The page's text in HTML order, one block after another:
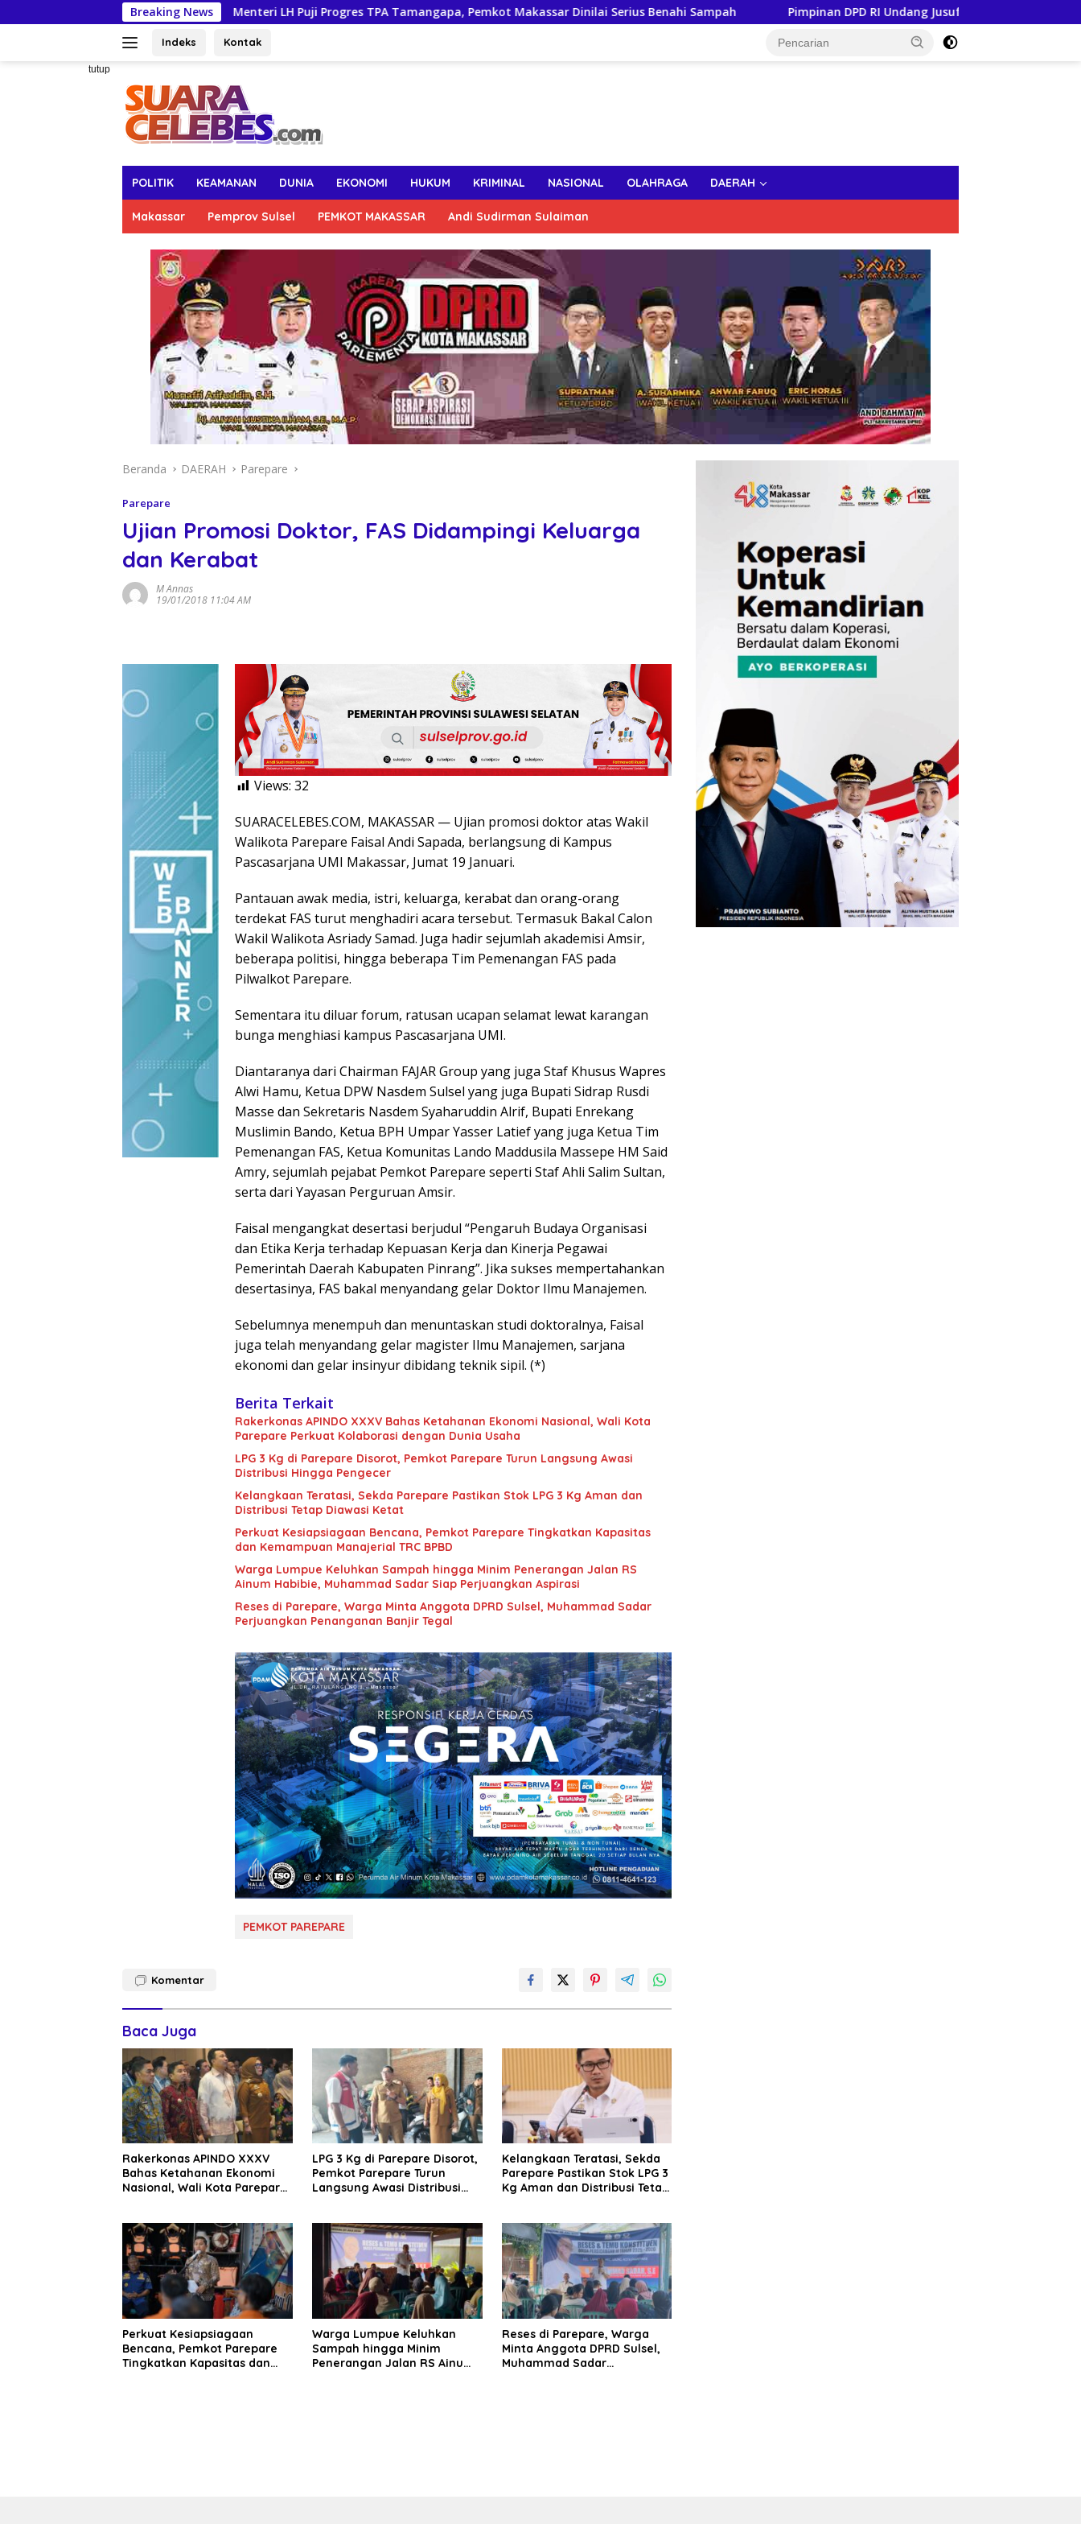
ke
Breaking News
Menteri LH Puji Progres TPA Tamangapa, Pemkot Makassar Dinilai Serius Benahi Sampah Pimpinan DPD RI Undang Jusuf Kalla Hadiri Sidang Tahunan MPR,
Indeks Kontak
tutup
POLITIK KEAMANAN DUNIA EKONOMI HUKUM KRIMINAL NASIONAL OLAHRAGA DAERAH
Makassar Pemprov Sulsel PEMKOT MAKASSAR Andi Sudirman Sulaiman
Beranda DAERAH Parepare
Parepare
Ujian Promosi Doktor, FAS Didampingi Keluarga
dan Kerabat
M Annas
19/01/2018 11:04 AM
Views: 32
SUARACELEBES.COM, MAKASSAR — Ujian promosi doktor atas Wakil
Walikota Parepare Faisal Andi Sapada, berlangsung di Kampus
Pascasarjana UMI Makassar, Jumat 19 Januari.
Pantauan awak media, istri, keluarga, kerabat dan orang-orang
terdekat FAS turut menghadiri acara tersebut. Termasuk Bakal Calon
Wakil Walikota Asriady Samad. Juga hadir sejumlah akademisi Amsir,
beberapa politisi, hingga beberapa Tim Pemenangan FAS pada
Pilwalkot Parepare.
Sementara itu diluar forum, ratusan ucapan selamat lewat karangan
bunga menghiasi kampus Pascasarjana UMI.
Diantaranya dari Chairman FAJAR Group yang juga Staf Khusus Wapres
Alwi Hamu, Ketua DPW Nasdem Sulsel yang juga Bupati Sidrap Rusdi
Masse dan Sekretaris Nasdem Syaharuddin Alrif, Bupati Enrekang
Muslimin Bando, Ketua BPH Umpar Yasser Latief yang juga Ketua Tim
Pemenangan FAS, Ketua Komunitas Lando Maddusila Massepe HM Said
Amry, sejumlah pejabat Pemkot Parepare seperti Staf Ahli Salim Sultan,
serta dari Yayasan Perguruan Amsir.
Faisal mengangkat desertasi berjudul “Pengaruh Budaya Organisasi
dan Etika Kerja terhadap Kepuasan Kerja dan Kinerja Pegawai
Pemerintah Daerah Kabupaten Pinrang”. Jika sukses mempertahankan
desertasinya, FAS bakal menyandang gelar Doktor Ilmu Manajemen.
Sebelumnya menempuh dan menuntaskan studi doktoralnya, Faisal
juga telah menyandang gelar magister Ilmu Manajemen, sarjana
ekonomi dan gelar insinyur dibidang teknik sipil. (*)
Berita Terkait
Rakerkonas APINDO XXXV Bahas Ketahanan Ekonomi Nasional, Wali Kota
Parepare Perkuat Kolaborasi dengan Dunia Usaha
LPG 3 Kg di Parepare Disorot, Pemkot Parepare Turun Langsung Awasi
Distribusi Hingga Pengecer
Kelangkaan Teratasi, Sekda Parepare Pastikan Stok LPG 3 Kg Aman dan
Distribusi Tetap Diawasi Ketat
Perkuat Kesiapsiagaan Bencana, Pemkot Parepare Tingkatkan Kapasitas
dan Kemampuan Manajerial TRC BPBD
Warga Lumpue Keluhkan Sampah hingga Minim Penerangan Jalan RS
Ainum Habibie, Muhammad Sadar Siap Perjuangkan Aspirasi
Reses di Parepare, Warga Minta Anggota DPRD Sulsel, Muhammad Sadar
Perjuangkan Penanganan Banjir Tegal
PEMKOT PAREPARE
Komentar
Baca Juga
Rakerkonas APINDO XXXV
Bahas Ketahanan Ekonomi
Nasional, Wali Kota Parepare
LPG 3 Kg di Parepare Disorot,
Pemkot Parepare Turun
Langsung Awasi Distribusi
Kelangkaan Teratasi, Sekda
Parepare Pastikan Stok LPG 3
Kg Aman dan Distribusi Tetap
Perkuat Kesiapsiagaan
Bencana, Pemkot Parepare
Tingkatkan Kapasitas dan
Warga Lumpue Keluhkan
Sampah hingga Minim
Penerangan Jalan RS Ainum
Reses di Parepare, Warga
Minta Anggota DPRD Sulsel,
Muhammad Sadar